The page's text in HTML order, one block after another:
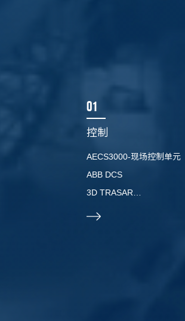
01
控制
AECS3000-现场控制单元
ABB DCS
3D TRASAR
DBDOC